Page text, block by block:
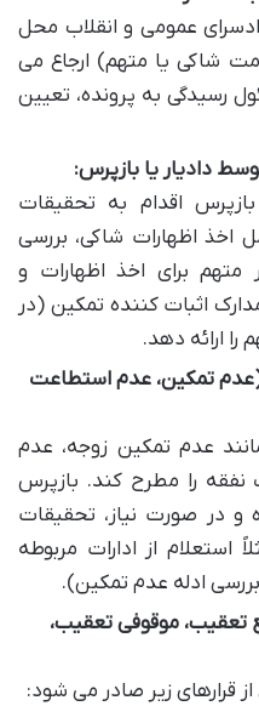
عمومی و انقلاب محل
شاکی یا متهم) ارجاع می
رسیدگی به پرونده، تعیین
اقدام به تحقیقات
اخذ اظهارات شاکی، بررسی
متهم برای اخذ اظهارات و
اثبات کننده تمکین (در
را ارائه دهد.
(عدم تمکین، عدم استطاعت
عدم تمکین زوجه، عدم
نفقه را مطرح کند. بازپرس
و در صورت نیاز، تحقیقات
استعلام از ادارات مربوطه
ادله عدم تمکین).
تعقیب، موقوفی تعقیب،
قرارهای زیر صادر می شود: